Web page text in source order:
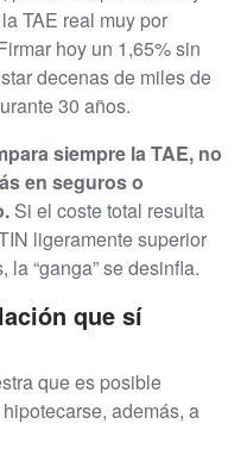
TAE real muy por
hoy un 1,65% sin
decenas de miles de
30 años.
siempre la TAE, no
en seguros o
Si el coste total resulta
ligeramente superior
“ganga” se desinfla.
que sí
que es posible
además, a